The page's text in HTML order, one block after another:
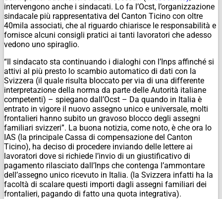
intervengono anche i sindacati. Lo fa l’Ocst, l’organizzazione
sindacale più rappresentativa del Canton Ticino con oltre
40mila associati, che al riguardo chiarisce le responsabilità e
fornisce alcuni consigli pratici ai tanti lavoratori che adesso
vedono uno spiraglio.
“Il sindacato sta continuando i dialoghi con l’Inps affinché si
attivi al più presto lo scambio automatico di dati con la
Svizzera (il quale risulta bloccato per via di una differente
interpretazione della norma da parte delle Autorità italiane
competenti) – spiegano dall’Ocst – Da quando in Italia è
entrato in vigore il nuovo assegno unico e universale, molti
frontalieri hanno subito un gravoso blocco degli assegni
familiari svizzeri”. La buona notizia, come noto, è che ora lo
IAS (la principale Cassa di compensazione del Canton
Ticino), ha deciso di procedere inviando delle lettere ai
lavoratori dove si richiede l’invio di un giustificativo di
pagamento rilasciato dall’Inps che contenga l’ammontare
dell’assegno unico ricevuto in Italia. (la Svizzera infatti ha la
facoltà di scalare questi importi dagli assegni familiari dei
frontalieri, pagando di fatto una quota integrativa).